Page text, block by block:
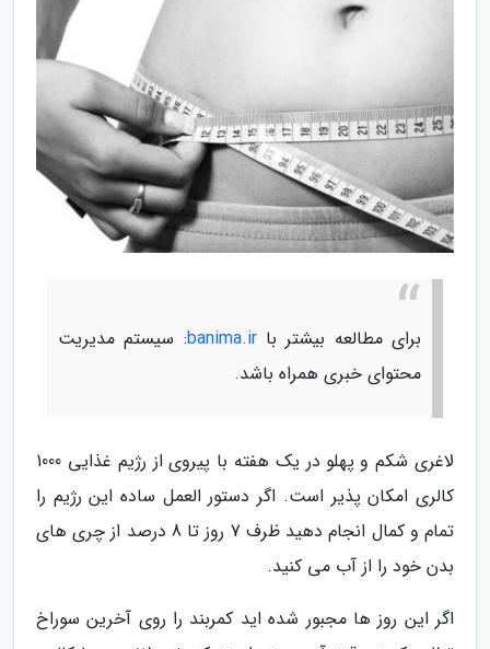
برای مطالعه بیشتر باbanima.ir: سیستم مدیریت
محتوای خبری همراه باشد.
لاغری شکم و پهلو در یک هفته با پیروی از رژیم غذایی 1000
کالری امکان پذیر است. اگر دستور العمل ساده این رژیم را
تمام و کمال انجام دهید ظرف 7 روز تا 8 درصد از چری های
بدن خود را از آب می کنید.
اگر این روز ها مجبور شده اید کمربند را روی آخرین سوراخ